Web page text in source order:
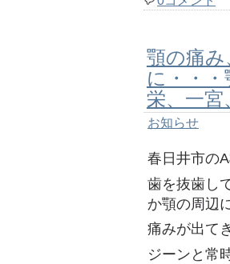
顎の痛
に・
栄、一宮
お知らせ
春日井市の
歯を抜歯し
か顎の周辺
痛みが出て
ジーンと常